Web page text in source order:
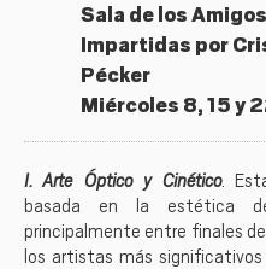
Sala de los Amigos
Impartidas por
Pécker
Miércoles 8, 15 y
I. Arte Óptico y Cinético.
basada en la estética
principalmente entre finales
los artistas más